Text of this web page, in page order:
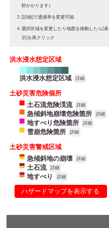
秒かかります）
[詳細]で透過率を変更可能
選択区域を変更したり地図を移動したら[表
示]を再クリック
洪水浸水想定区域
洪水浸水想定区域 詳細
土砂災害危険個所
土石流危険渓流
詳細
急傾斜地崩壊危険箇所 詳細
地すべり危険箇所 詳細
雪崩危険箇所 詳細
土砂災害警戒区域
急傾斜地の崩壊
詳細
土石流 詳細
地すべり 詳細
ハザードマップを表示する